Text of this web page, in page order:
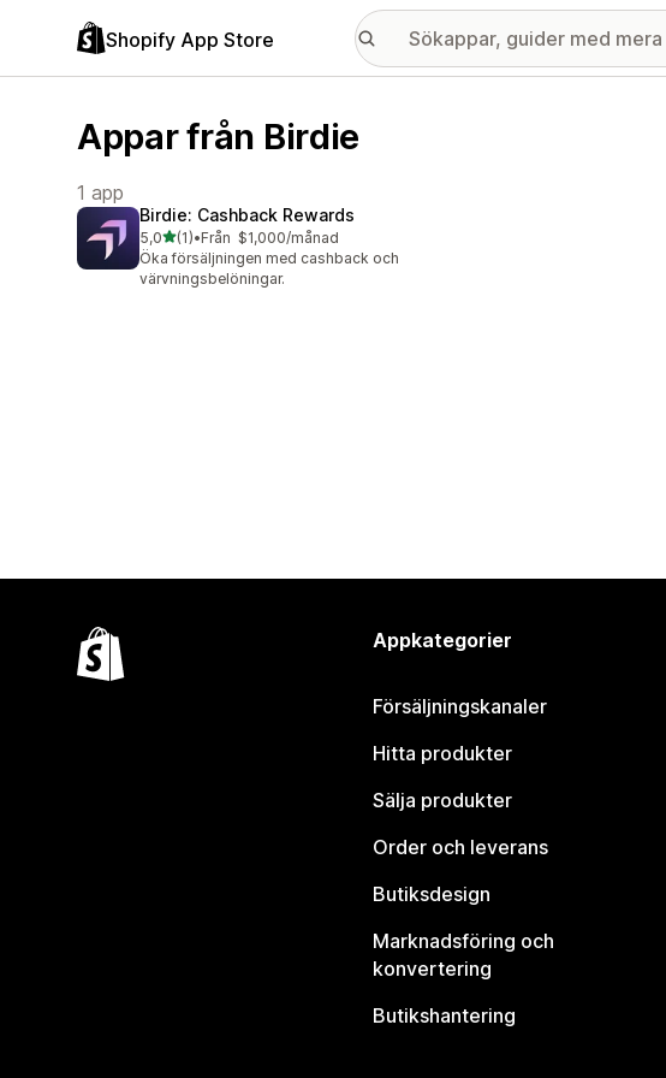
Shopify App Store
Appar från Birdie
1 app
Birdie: Cashback Rewards
5,0av 5 stjärnor
(1)
1 recensioner totalt
•Från $1,000/månad
Öka försäljningen med cashback och
värvningsbelöningar.
Appkategorier
Försäljningskanaler
Hitta produkter
Sälja produkter
Order och leverans
Butiksdesign
Marknadsföring och
konvertering
Butikshantering